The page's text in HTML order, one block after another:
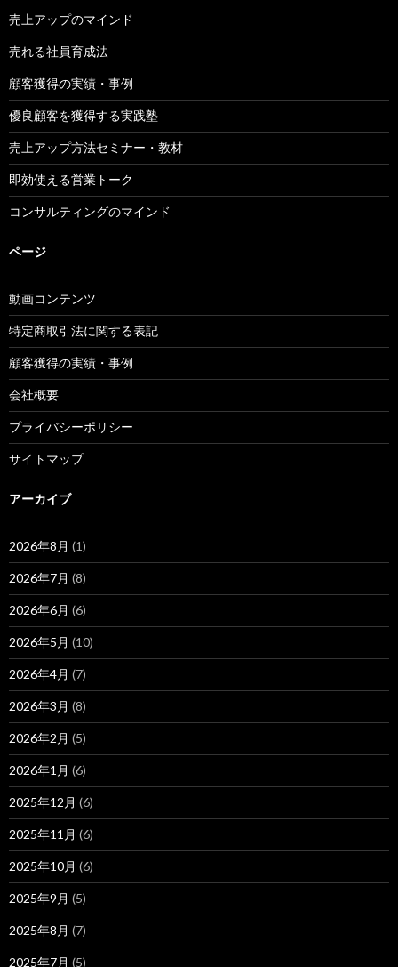
売上アップのマインド
売れる社員育成法
顧客獲得の実績・事例
優良顧客を獲得する実践塾
売上アップ方法セミナー・教材
即効使える営業トーク
コンサルティングのマインド
ページ
動画コンテンツ
特定商取引法に関する表記
顧客獲得の実績・事例
会社概要
プライバシーポリシー
サイトマップ
アーカイブ
2026年8月 (1)
2026年7月 (8)
2026年6月 (6)
2026年5月 (10)
2026年4月 (7)
2026年3月 (8)
2026年2月 (5)
2026年1月 (6)
2025年12月 (6)
2025年11月 (6)
2025年10月 (6)
2025年9月 (5)
2025年8月 (7)
2025年7月 (5)